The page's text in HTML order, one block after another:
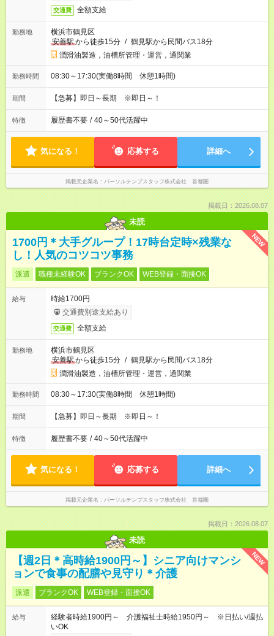
交通費 全額支給
勤務地
横浜市鶴見区
安善駅から徒歩15分 / 鶴見駅から民間バス18分
潤滑油製造，油槽所管理・運営，通関業
勤務時間 08:30～17:30(実働8時間 休憩1時間)
期間 【急募】即日～長期 ※即日～！
特徴 履歴書不要 / 40～50代活躍中
気になる！ 応募する 詳細へ
掲載元企業名 パーソルテンプスタッフ株式会社 首都圏
掲載日：2026.08.07
未読
NEW
1700円＊大手グループ！17時台定時×残業な
し！人気のコツコツ事務
派遣 職種未経験OK ブランクOK WEB登録・面接OK
給与
時給1700円
交通費別途支給あり
交通費 全額支給
勤務地
横浜市鶴見区
安善駅から徒歩15分 / 鶴見駅から民間バス18分
潤滑油製造，油槽所管理・運営，通関業
勤務時間 08:30～17:30(実働8時間 休憩1時間)
期間 【急募】即日～長期 ※即日～！
特徴 履歴書不要 / 40～50代活躍中
気になる！ 応募する 詳細へ
掲載元企業名 パーソルテンプスタッフ株式会社 首都圏
掲載日：2026.08.07
未読
NEW
【週2日＊高時給1900円～】シニア向けマンシ
ョンで食事の配膳や見守り＊介護
派遣 ブランクOK WEB登録・面接OK
給与
経験者時給1900円～ 介護福祉士時給1950円～ ※日払い/週払
いOK